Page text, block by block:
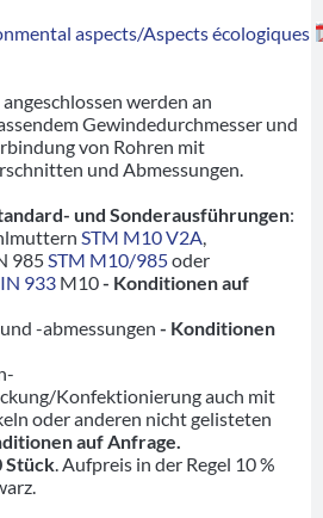
aspects/Aspects écologiques
werden an
Gewindedurchmesser und
von Rohren mit
und Abmessungen.
und Sonderausführungen:
STM M10 V2A
985 STM M10/985oder
933 M10- Konditionen auf
-abmessungen - Konditionen
Konfektionierung auch mit
oder anderen nicht gelisteten
auf Anfrage.
Stück . Aufpreis in der Regel 10 %